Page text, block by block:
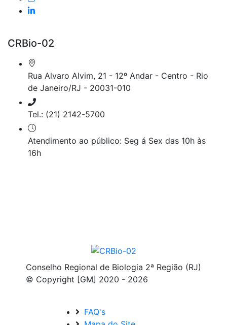
CRBio-02
Rua Alvaro Alvim, 21 - 12º Andar - Centro - Rio
de Janeiro/RJ - 20031-010
Tel.: (21) 2142-5700
Atendimento ao público: Seg á Sex das 10h às
16h
Conselho Regional de Biologia 2ª Região (RJ)
© Copyright [GM] 2020 - 2026
FAQ's